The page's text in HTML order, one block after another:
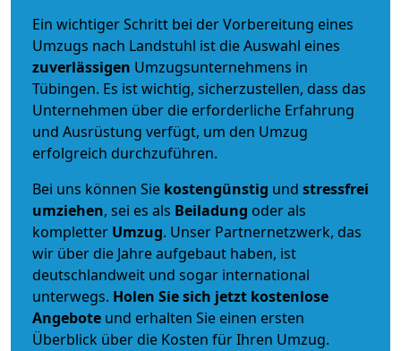
Ein wichtiger Schritt bei der Vorbereitung eines
Umzugs nach Landstuhl ist die Auswahl eines
zuverlässigen Umzugsunternehmens in
Tübingen. Es ist wichtig, sicherzustellen, dass das
Unternehmen über die erforderliche Erfahrung
und Ausrüstung verfügt, um den Umzug
erfolgreich durchzuführen.
Bei uns können Sie kostengünstig und stressfrei
umziehen, sei es als Beiladung oder als
kompletter Umzug. Unser Partnernetzwerk, das
wir über die Jahre aufgebaut haben, ist
deutschlandweit und sogar international
unterwegs. Holen Sie sich jetzt kostenlose
Angebote und erhalten Sie einen ersten
Überblick über die Kosten für Ihren Umzug.